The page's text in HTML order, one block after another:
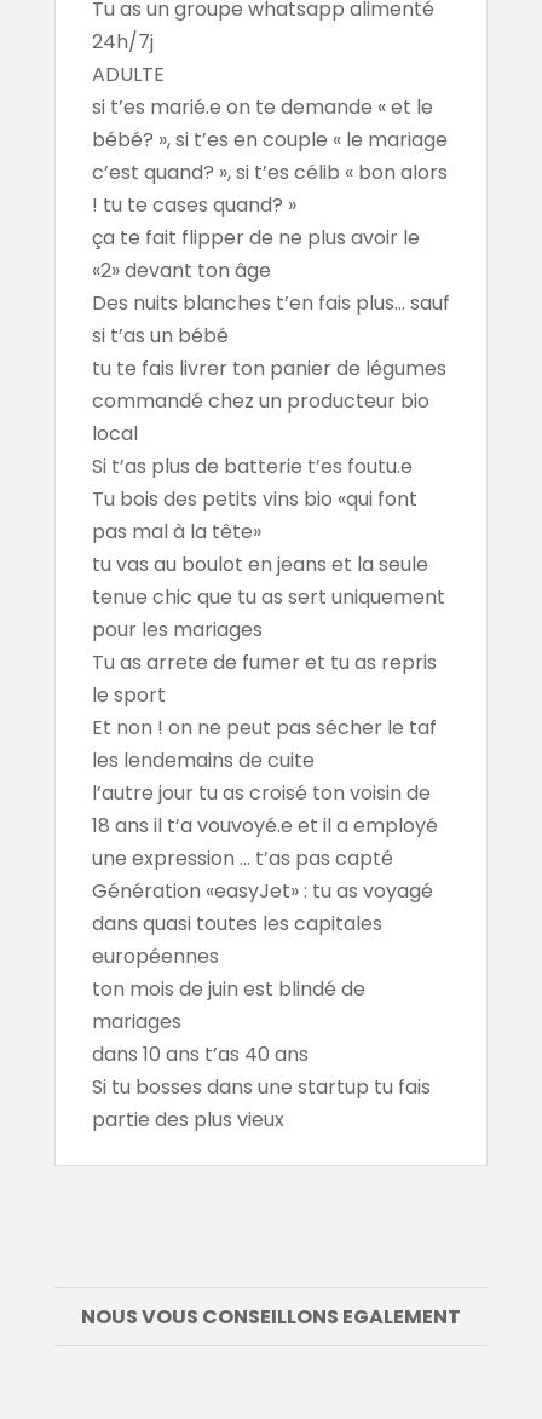
Tu as un groupe whatsapp alimenté
24h/7j
ADULTE
si t’es marié.e on te demande « et le
bébé? », si t’es en couple « le mariage
c’est quand? », si t’es célib « bon alors
! tu te cases quand? »
ça te fait flipper de ne plus avoir le
«2» devant ton âge
Des nuits blanches t’en fais plus... sauf
si t’as un bébé
tu te fais livrer ton panier de légumes
commandé chez un producteur bio
local
Si t’as plus de batterie t’es foutu.e
Tu bois des petits vins bio «qui font
pas mal à la tête»
tu vas au boulot en jeans et la seule
tenue chic que tu as sert uniquement
pour les mariages
Tu as arrete de fumer et tu as repris
le sport
Et non ! on ne peut pas sécher le taf
les lendemains de cuite
l’autre jour tu as croisé ton voisin de
18 ans il t’a vouvoyé.e et il a employé
une expression ... t’as pas capté
Génération «easyJet» : tu as voyagé
dans quasi toutes les capitales
européennes
ton mois de juin est blindé de
mariages
dans 10 ans t’as 40 ans
Si tu bosses dans une startup tu fais
partie des plus vieux
NOUS VOUS CONSEILLONS EGALEMENT